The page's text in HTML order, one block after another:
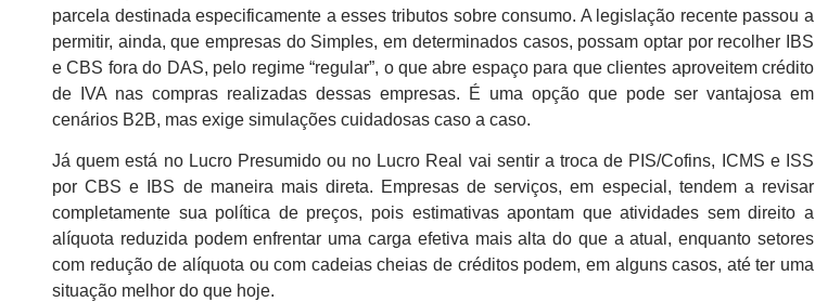
parcela destinada especificamente a esses tributos sobre consumo. A legislação recente passou a
permitir, ainda, que empresas do Simples, em determinados casos, possam optar por recolher IBS
e CBS fora do DAS, pelo regime “regular”, o que abre espaço para que clientes aproveitem crédito
de IVA nas compras realizadas dessas empresas. É uma opção que pode ser vantajosa em
cenários B2B, mas exige simulações cuidadosas caso a caso.
Já quem está no Lucro Presumido ou no Lucro Real vai sentir a troca de PIS/Cofins, ICMS e ISS
por CBS e IBS de maneira mais direta. Empresas de serviços, em especial, tendem a revisar
completamente sua política de preços, pois estimativas apontam que atividades sem direito a
alíquota reduzida podem enfrentar uma carga efetiva mais alta do que a atual, enquanto setores
com redução de alíquota ou com cadeias cheias de créditos podem, em alguns casos, até ter uma
situação melhor do que hoje.